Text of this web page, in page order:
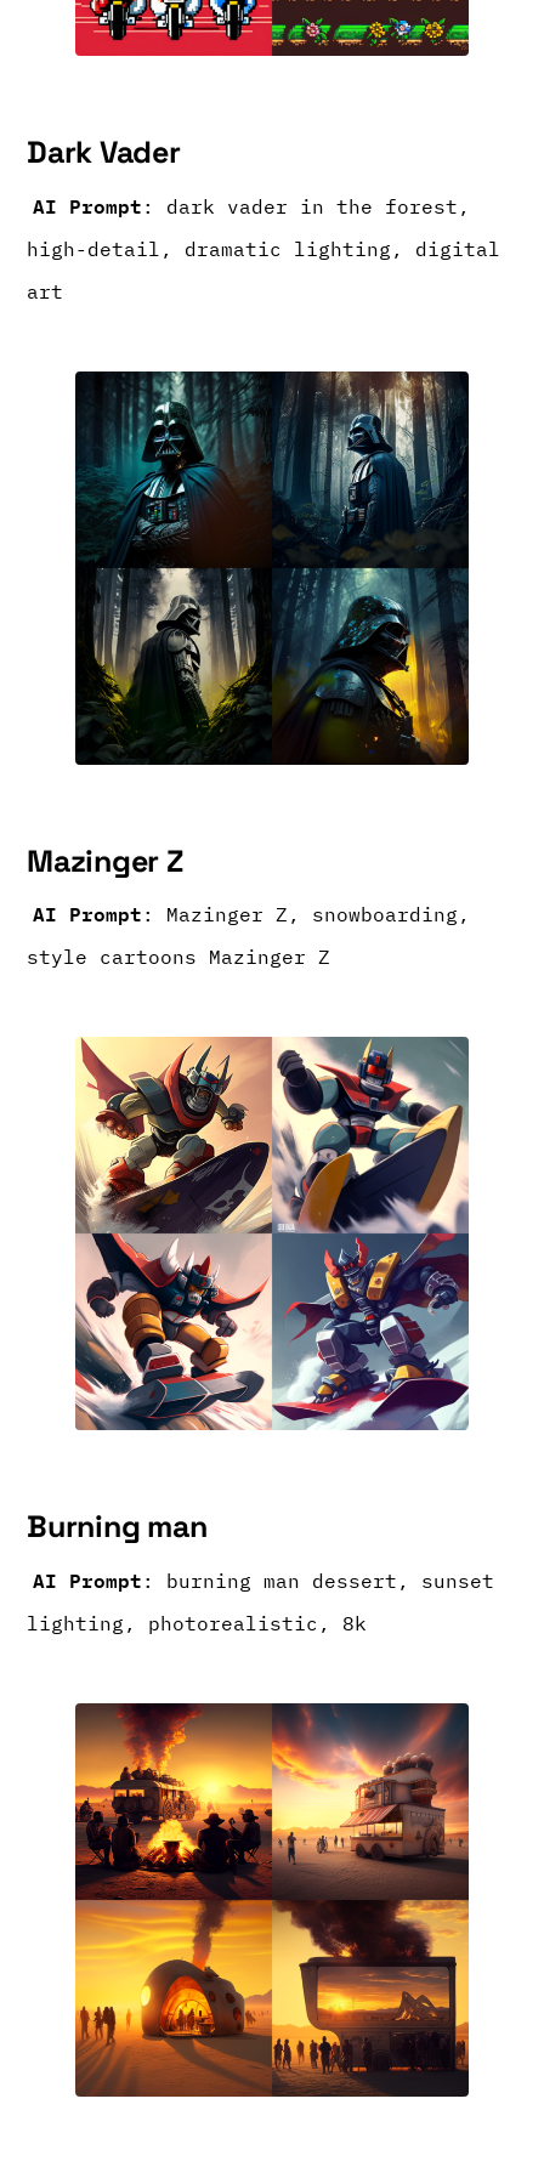
Dark Vader
AI Prompt: dark vader in the forest,
high-detail, dramatic lighting, digital
art
Mazinger Z
AI Prompt: Mazinger Z, snowboarding,
style cartoons Mazinger Z
Burning man
AI Prompt: burning man dessert, sunset
lighting, photorealistic, 8k